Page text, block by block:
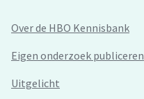
Over de HBO Kennisbank
Eigen onderzoek publiceren
Uitgelicht